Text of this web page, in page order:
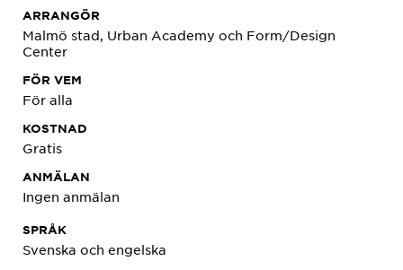
ARRANGÖR
Malmö stad, Urban Academy och Form/Design
Center
FÖR VEM
För alla
KOSTNAD
Gratis
ANMÄLAN
Ingen anmälan
SPRÅK
Svenska och engelska